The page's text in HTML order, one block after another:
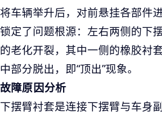
将车辆举升后，对前悬挂各部件
锁定了问题根源：左右两侧的下
的老化开裂，其中一侧的橡胶衬
中部分脱出，即“顶出”现象。
故障原因分析
下摆臂衬套是连接下摆臂与车身